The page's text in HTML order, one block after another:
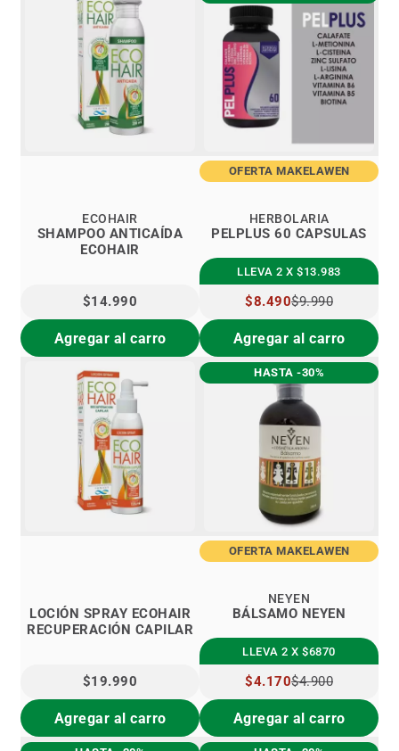
SHAMPOO ANTICAÍDA
ECOHAIR
ECOHAIR
$14.990
Agregar al carro
OFERTA MAKELAWEN
PELPLUS 60 CAPSULAS
HERBOLARIA
LLEVA 2 X $13.983
PRECIO
ESPECIAL
$8.490$9.990
Agregar al carro
LOCIÓN SPRAY ECOHAIR
RECUPERACIÓN CAPILAR
$19.990
Agregar al carro
HASTA -30%
OFERTA MAKELAWEN
BÁLSAMO NEYEN
NEYEN
LLEVA 2 X $6870
PRECIO
ESPECIAL
$4.170$4.900
Agregar al carro